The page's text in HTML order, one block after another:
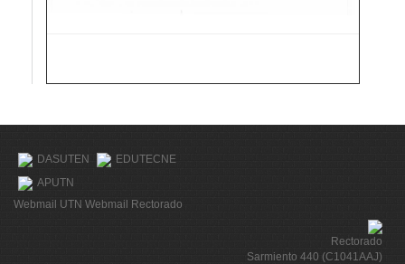
DASUTEN
EDUTECNE
APUTN
Webmail UTN Webmail Rectorado
Rectorado
Sarmiento 440 (C1041AAJ)